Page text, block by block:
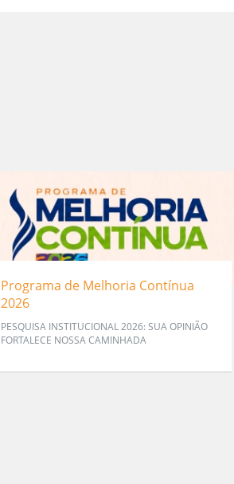
Programa de Melhoria Contínua
2026
PESQUISA INSTITUCIONAL 2026: SUA OPINIÃO
FORTALECE NOSSA CAMINHADA